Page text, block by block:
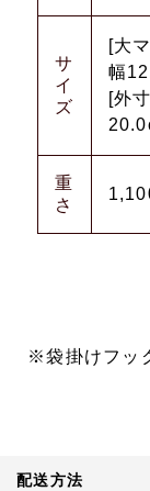
サ
イ
ズ
[大
幅
[外
重
さ
※袋掛けフッ
配送方法